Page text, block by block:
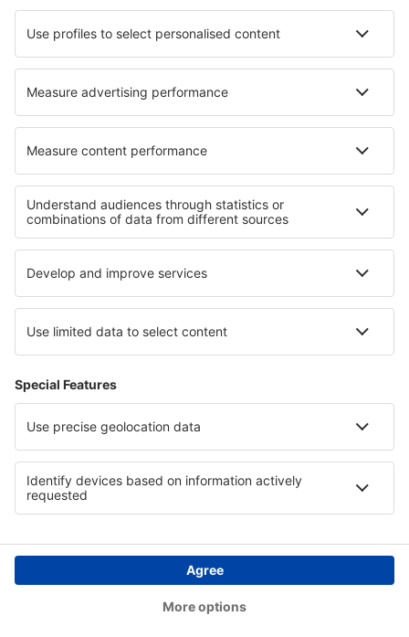
Verblijf in Gortaclare Verblijf in Gouvy
Verblijf in Campania Verblijf op Sicilië
Verblijf aan de Venetiaanse Rivièra
Verblijf aan de Costa de Valencia
Verblijf in Svalbard Archipelago
Verblijf in Kladske borderlands Verblijf in Lublin
Copyright © eSky.nl. Alle rechten voorbehouden.